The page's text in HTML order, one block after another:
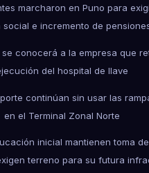
marcharon en Puno para
social e incremento de
se conocerá a la empresa que
del hospital de Ilave
continúan sin usar las
en el Terminal Zonal Norte
inicial mantienen toma
terreno para su futura